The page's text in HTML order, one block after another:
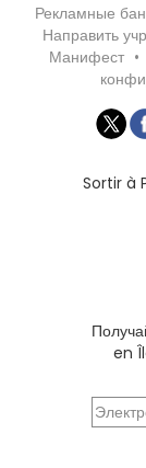
Рекламные
Направить
Манифест •
Sortir à
en